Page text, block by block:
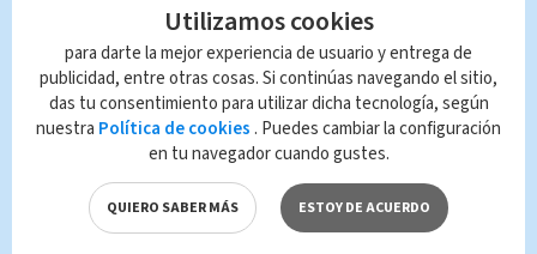
Nubosidad parcial con lluvias y
tormenta en las primeras horas.
Alerta en Costa Rica por
las lluvias:
Utilizamos cookies
para darte la mejor experiencia de usuario y entrega de
publicidad, entre otras cosas. Si continúas navegando el sitio,
das tu consentimiento para utilizar dicha tecnología, según
nuestra Política de cookies . Puedes cambiar la configuración
en tu navegador cuando gustes.
QUIERO SABER MÁS ESTOY DE ACUERDO